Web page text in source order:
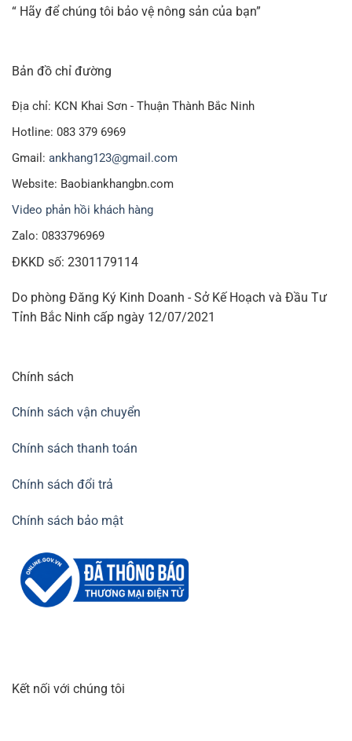
“ Hãy để chúng tôi bảo vệ nông sản của bạn”
Bản đồ chỉ đường
Địa chỉ: KCN Khai Sơn - Thuận Thành Bắc Ninh
Hotline: 083 379 6969
Gmail: ankhang123@gmail.com
Website: Baobiankhangbn.com
Video phản hồi khách hàng
Zalo: 0833796969
ĐKKD số: 2301179114
Do phòng Đăng Ký Kinh Doanh - Sở Kế Hoạch và Đầu Tư
Tỉnh Bắc Ninh cấp ngày 12/07/2021
Chính sách
Chính sách vận chuyển
Chính sách thanh toán
Chính sách đổi trả
Chính sách bảo mật
Kết nối với chúng tôi